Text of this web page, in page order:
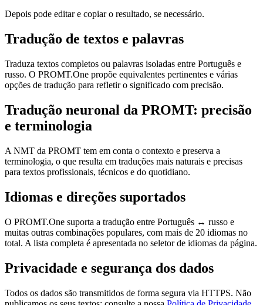
Depois pode editar e copiar o resultado, se necessário.
Tradução de textos e palavras
Traduza textos completos ou palavras isoladas entre Português e
russo. O PROMT.One propõe equivalentes pertinentes e várias
opções de tradução para refletir o significado com precisão.
Tradução neuronal da PROMT: precisão
e terminologia
A NMT da PROMT tem em conta o contexto e preserva a
terminologia, o que resulta em traduções mais naturais e precisas
para textos profissionais, técnicos e do quotidiano.
Idiomas e direções suportados
O PROMT.One suporta a tradução entre Português ↔ russo e
muitas outras combinações populares, com mais de 20 idiomas no
total. A lista completa é apresentada no seletor de idiomas da página.
Privacidade e segurança dos dados
Todos os dados são transmitidos de forma segura via HTTPS. Não